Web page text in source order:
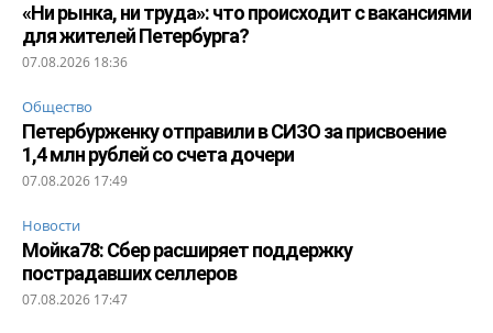
«Ни рынка, ни труда»: что происходит с вакансиями
для жителей Петербурга?
07.08.2026 18:36
Общество
Петербурженку отправили в СИЗО за присвоение
1,4 млн рублей со счета дочери
07.08.2026 17:49
Новости
Мойка78: Сбер расширяет поддержку
пострадавших селлеров
07.08.2026 17:47